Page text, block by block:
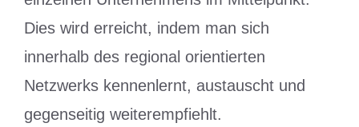
Dies wird erreicht, indem man sich
innerhalb des regional orientierten
Netzwerks kennenlernt, austauscht und
gegenseitig weiterempfiehlt.